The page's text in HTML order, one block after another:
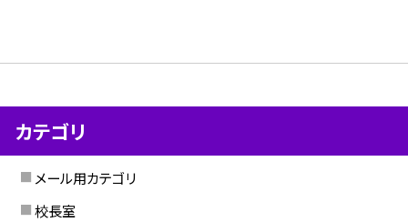
カテゴリ
メール用カテゴリ
校長室